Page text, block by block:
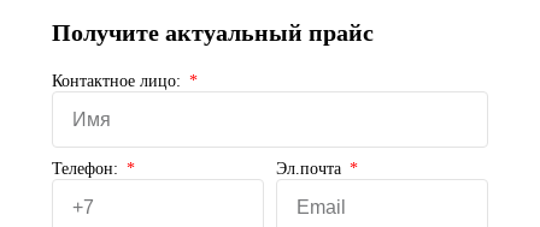
Получите актуальный прайс
Контактное лицо:
Телефон: Эл.почта